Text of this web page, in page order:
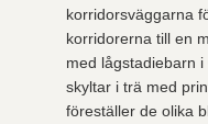
korridorsväggarna
korridorerna till en
med lågstadiebarn
skyltar i trä med
föreställer de olika